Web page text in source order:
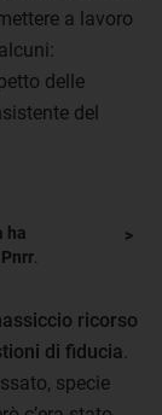
a lavoro
delle
del
ha
ricorso
di fiducia.
specie